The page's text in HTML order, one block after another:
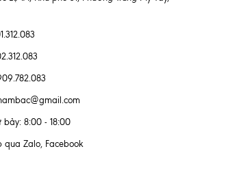
bảy: 8:00 - 18:00
qua Zalo, Facebook